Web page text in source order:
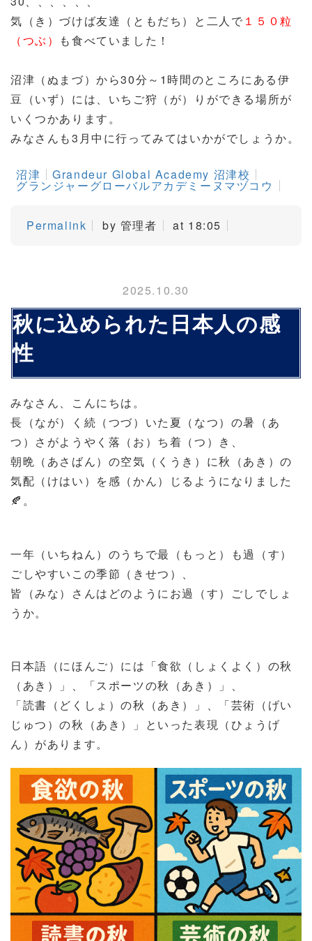
気（き）づけば友達（ともだち）と二人で １５０粒
（つぶ）
も食べていました！
沼津（ぬまづ）から30分～ 1 時間のところにある伊
豆（いず）には、いちご狩（が）りができる場所が
いくつかあります。
みなさんも3 月中に行ってみてはいかがでしょうか。
沼津 Grandeur Global Academy 沼津校
グランジャーグローバルアカデミーヌマヅコウ
Permalink by 管理者 at 18:05
2025.10.30
秋に込められた日本人の感
性
みなさん、こんにちは。
長（なが）く続（つづ）いた夏（なつ）の暑（あ
つ）さがようやく落（お）ち着（つ）き、
朝晩（あさばん）の空気（くうき）に秋（あき）の
気配（けはい）を感（かん）じるようになりました
🍂 。
一年（いちねん）のうちで最（もっと）も過（す）
ごしやすいこの季節（きせつ）、
皆（みな）さんはどのようにお過（す）ごしでしょ
うか。
日本語（にほんご）には「食欲（しょくよく）の秋
（あき）」、「スポーツの秋（あき）」、
「読書（どくしょ）の秋（あき）」、「芸術（げい
じゅつ）の秋（あき）」といった表現（ひょうげ
ん）があります。